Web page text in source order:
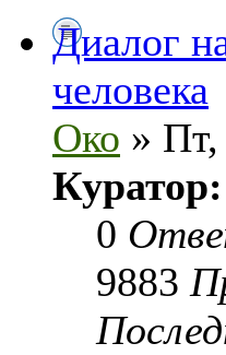
Диалог
человека
Око » Пт,
Куратор:
0
9883